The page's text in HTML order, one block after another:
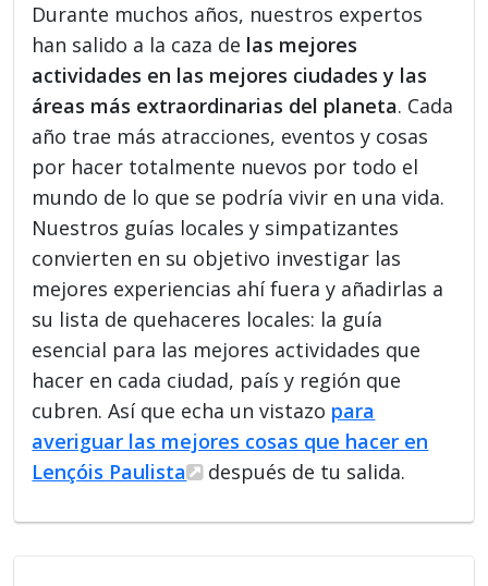
Durante muchos años, nuestros expertos
han salido a la caza de las mejores
actividades en las mejores ciudades y las
áreas más extraordinarias del planeta. Cada
año trae más atracciones, eventos y cosas
por hacer totalmente nuevos por todo el
mundo de lo que se podría vivir en una vida.
Nuestros guías locales y simpatizantes
convierten en su objetivo investigar las
mejores experiencias ahí fuera y añadirlas a
su lista de quehaceres locales: la guía
esencial para las mejores actividades que
hacer en cada ciudad, país y región que
cubren. Así que echa un vistazo para
averiguar las mejores cosas que hacer en
Lençóis Paulista
después de tu salida.